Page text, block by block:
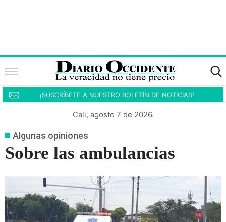
¡SUSCRÍBETE A NUESTRO BOLETÍN DE NOTICIAS!
Cali, agosto 7 de 2026.
Algunas opiniones
Sobre las ambulancias